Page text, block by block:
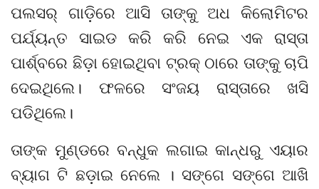
ପଲସର୍ ଗାଡ଼ିରେ ଆସି ତାଙ୍କୁ ଅଧ କିଲୋମିଟର
ପର୍ଯ୍ୟନ୍ତ ସାଇଡ କରି କରି ନେଇ ଏକ ରାସ୍ତା
ପାର୍ଶ୍ବରେ ଛିଡ଼ା ହୋଇଥିବା ଟ୍ରକ୍ ଠାରେ ତାଙ୍କୁ ଚାପି
ଦେଇଥିଲେ। ଫଳରେ ସଂଜୟ ରାସ୍ତାରେ ଖସି
ପଡିଥିଲେ।
ତାଙ୍କ ମୁଣ୍ଡରେ ବନ୍ଧୁକ ଲଗାଇ କାନ୍ଧରୁ ଏୟାର
ବ୍ୟାଗ ଟି ଛଡ଼ାଇ ନେଲେ । ସଙ୍ଗେ ସଙ୍ଗେ ଆଖି